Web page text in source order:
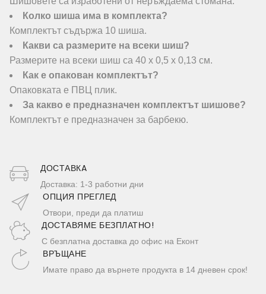
Колко шиша има в комплекта?
Комплектът съдържа 10 шиша.
Какви са размерите на всеки шиш?
Размерите на всеки шиш са 40 х 0,5 х 0,13 см.
Как е опакован комплектът?
Опаковката е ПВЦ плик.
За какво е предназначен комплектът шишове?
Комплектът е предназначен за барбекю.
ДОСТАВКA
Доставка: 1-3 работни дни
ОПЦИЯ ПРЕГЛЕД
Отвори, преди да платиш
ДОСТАВЯМЕ БЕЗПЛАТНО!
С безплатна доставка до офис на Еконт
ВРЪЩАНЕ
Имате право да върнете продукта в 14 дневен срок!